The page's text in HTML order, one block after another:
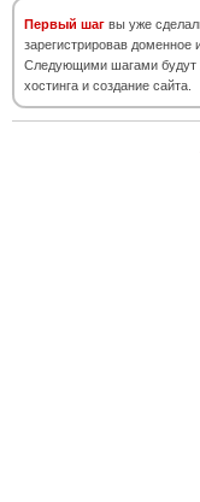
Первый шаг вы уже
зарегистрировав доменное
Следующими шагами будут
хостинга и создание сайта.